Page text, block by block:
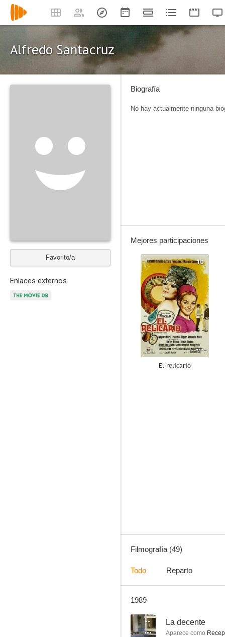
Alfredo Santacruz
Favorito/a
Enlaces externos
Biografía
No hay actualmente ninguna
Mejores participaciones
10
El relicario
6.5
Filmografía (49)
Todo Reparto
1989
-- La decente
Aparece como